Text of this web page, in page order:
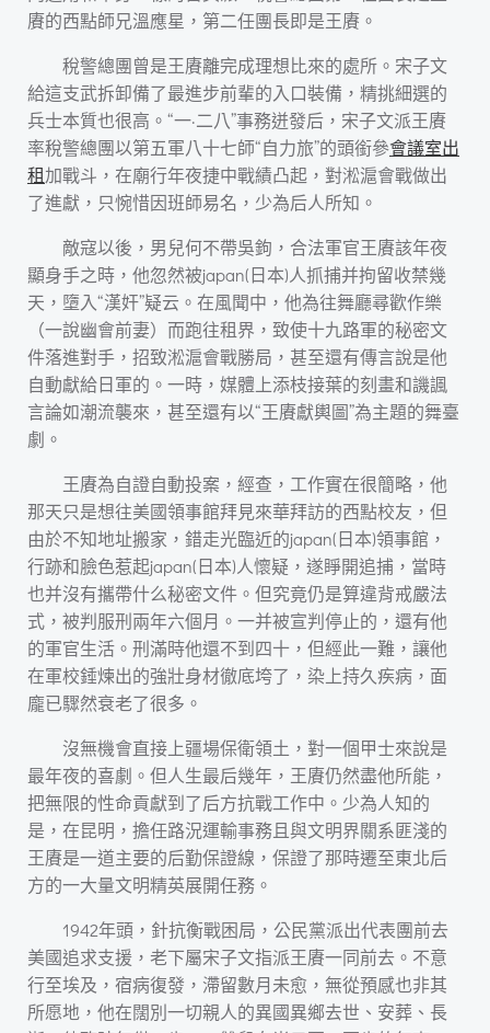
賡的西點師兄溫應星，第二任團長即是王賡。
稅警總團曾是王賡離完成理想比來的處所。宋子文
給這支武拆卸備了最進步前輩的入口裝備，精挑細選的
兵士本質也很高。“一·二八”事務迸發后，宋子文派王賡
率稅警總團以第五軍八十七師“自力旅”的頭銜參會議室出
租加戰斗，在廟行年夜捷中戰績凸起，對淞滬會戰做出
了進獻，只惋惜因班師易名，少為后人所知。
敵寇以後，男兒何不帶吳鉤，合法軍官王賡該年夜
顯身手之時，他忽然被japan(日本)人抓捕并拘留收禁幾
天，墮入“漢奸”疑云。在風聞中，他為往舞廳尋歡作樂
（一說幽會前妻）而跑往租界，致使十九路軍的秘密文
件落進對手，招致淞滬會戰勝局，甚至還有傳言說是他
自動獻給日軍的。一時，媒體上添枝接葉的刻畫和譏諷
言論如潮流襲來，甚至還有以“王賡獻輿圖”為主題的舞臺
劇。
王賡為自證自動投案，經查，工作實在很簡略，他
那天只是想往美國領事館拜見來華拜訪的西點校友，但
由於不知地址搬家，錯走光臨近的japan(日本)領事館，
行跡和臉色惹起japan(日本)人懷疑，遂睜開追捕，當時
也并沒有攜帶什么秘密文件。但究竟仍是算違背戒嚴法
式，被判服刑兩年六個月。一并被宣判停止的，還有他
的軍官生活。刑滿時他還不到四十，但經此一難，讓他
在軍校錘煉出的強壯身材徹底垮了，染上持久疾病，面
龐已驟然衰老了很多。
沒無機會直接上疆場保衛領土，對一個甲士來說是
最年夜的喜劇。但人生最后幾年，王賡仍然盡他所能，
把無限的性命貢獻到了后方抗戰工作中。少為人知的
是，在昆明，擔任路況運輸事務且與文明界關系匪淺的
王賡是一道主要的后勤保證線，保證了那時遷至東北后
方的一大量文明精英展開任務。
1942年頭，針抗衡戰困局，公民黨派出代表團前去
美國追求支援，老下屬宋子文指派王賡一同前去。不意
行至埃及，宿病復發，滯留數月未愈，無從預感也非其
所愿地，他在闊別一切親人的異國異鄉去世、安葬、長